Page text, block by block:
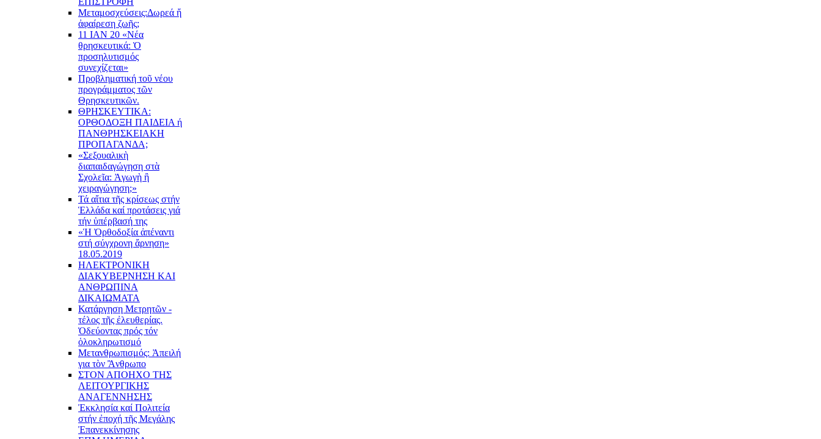
Μεταμοσχεύσεις:Δωρεά ἤ
ἀφαίρεση ζωῆς;
11 ΙΑΝ 20 «Νέα
θρησκευτικά: Ὁ
προσηλυτισμός
συνεχίζεται»
Προβληματική τοῦ νέου
προγράμματος τῶν
Θρησκευτικῶν.
ΘΡΗΣΚΕΥΤΙΚΑ:
ΟΡΘΟΔΟΞΗ ΠΑΙΔΕΙΑ ή
ΠΑΝΘΡΗΣΚΕΙΑΚΗ
ΠΡΟΠΑΓΑΝΔΑ;
«Σεξουαλικὴ
διαπαιδαγώγηση στὰ
Σχολεῖα: Ἀγωγὴ ἢ
χειραγώγηση;»
Τά αἴτια τῆς κρίσεως στήν
Ἑλλάδα καί προτάσεις γιά
τήν ὑπέρβασή της
«Ἡ Ὀρθοδοξία ἀπέναντι
στή σύγχρονη ἄρνηση»
18.05.2019
ΗΛΕΚΤΡΟΝΙΚΗ
ΔΙΑΚΥΒΕΡΝΗΣΗ ΚΑΙ
ΑΝΘΡΩΠΙΝΑ
ΔΙΚΑΙΩΜΑΤΑ
Κατάργηση Μετρητῶν -
τέλος τῆς ἐλευθερίας.
Ὁδεύοντας πρός τόν
ὁλοκληρωτισμό
Μετανθρωπισμός: Ἀπειλή
για τὸν Ἂνθρωπο
ΣΤΟΝ ΑΠΟΗΧΟ ΤΗΣ
ΛΕΙΤΟΥΡΓΙΚΗΣ
ΑΝΑΓΕΝΝΗΣΗΣ
Ἐκκλησία καί Πολιτεία
στήν ἐποχή τῆς Μεγάλης
Ἐπανεκκίνησης